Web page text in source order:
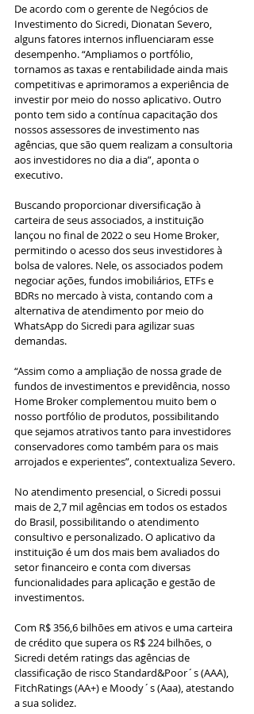
De acordo com o gerente de Negócios de
Investimento do Sicredi, Dionatan Severo,
alguns fatores internos influenciaram esse
desempenho. “Ampliamos o portfólio,
tornamos as taxas e rentabilidade ainda mais
competitivas e aprimoramos a experiência de
investir por meio do nosso aplicativo. Outro
ponto tem sido a contínua capacitação dos
nossos assessores de investimento nas
agências, que são quem realizam a consultoria
aos investidores no dia a dia”, aponta o
executivo.
Buscando proporcionar diversificação à
carteira de seus associados, a instituição
lançou no final de 2022 o seu Home Broker,
permitindo o acesso dos seus investidores à
bolsa de valores. Nele, os associados podem
negociar ações, fundos imobiliários, ETFs e
BDRs no mercado à vista, contando com a
alternativa de atendimento por meio do
WhatsApp do Sicredi para agilizar suas
demandas.
“Assim como a ampliação de nossa grade de
fundos de investimentos e previdência, nosso
Home Broker complementou muito bem o
nosso portfólio de produtos, possibilitando
que sejamos atrativos tanto para investidores
conservadores como também para os mais
arrojados e experientes”, contextualiza Severo.
No atendimento presencial, o Sicredi possui
mais de 2,7 mil agências em todos os estados
do Brasil, possibilitando o atendimento
consultivo e personalizado. O aplicativo da
instituição é um dos mais bem avaliados do
setor financeiro e conta com diversas
funcionalidades para aplicação e gestão de
investimentos.
Com R$ 356,6 bilhões em ativos e uma carteira
de crédito que supera os R$ 224 bilhões, o
Sicredi detém ratings das agências de
classificação de risco Standard&Poor´s (AAA),
FitchRatings (AA+) e Moody´s (Aaa), atestando
a sua solidez.